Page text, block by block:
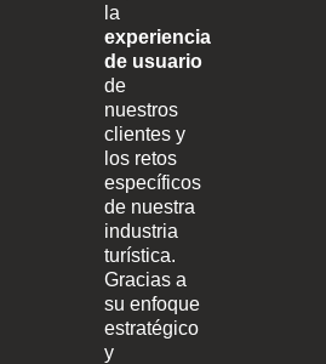
la
experiencia
de usuario
de
nuestros
clientes y
los retos
específicos
de nuestra
industria
turística.
Gracias a
su enfoque
estratégico
y